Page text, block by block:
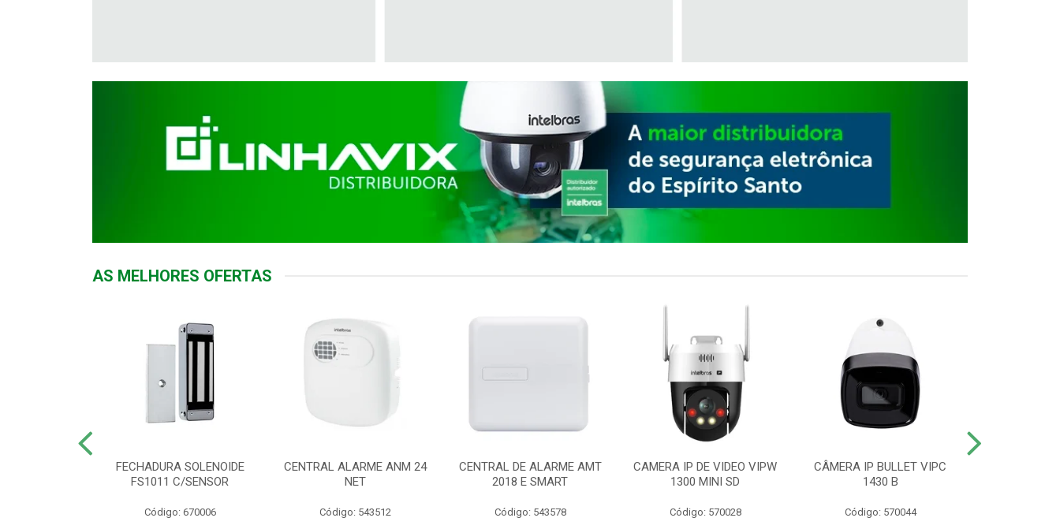
AS MELHORES OFERTAS
FECHADURA SOLENOIDE
FS1011 C/SENSOR
Código: 670006
CENTRAL ALARME ANM 24
NET
Código: 543512
CENTRAL DE ALARME AMT
2018 E SMART
Código: 543578
CAMERA IP DE VIDEO VIPW
1300 MINI SD
Código: 570028
CÂMERA IP BULLET VIPC
1430 B
Código: 570044